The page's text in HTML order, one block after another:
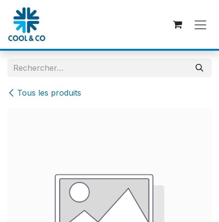
Se rendre au contenu
Tous les produits